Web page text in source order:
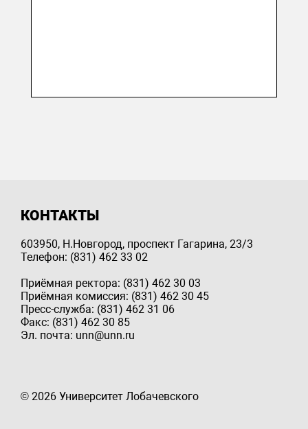
КОНТАКТЫ
603950, Н.Новгород, проспект Гагарина, 23/3
Телефон: (831) 462 33 02
Приёмная ректора: (831) 462 30 03
Приёмная комиссия: (831) 462 30 45
Пресс-служба: (831) 462 31 06
Факс: (831) 462 30 85
Эл. почта: unn@unn.ru
© 2026 Университет Лобачевского